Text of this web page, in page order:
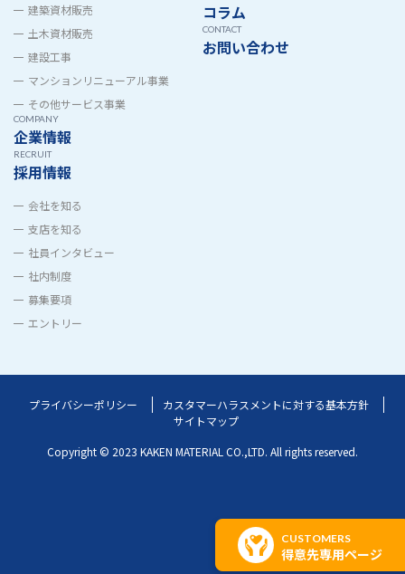
建築資材販売
土木資材販売
建設工事
マンションリニューアル事業
その他サービス事業
COMPANY
企業情報
RECRUIT
採用情報
会社を知る
支店を知る
社員インタビュー
社内制度
募集要項
エントリー
コラム
CONTACT
お問い合わせ
プライバシーポリシー
カスタマーハラスメントに対する基本方針
サイトマップ
Copyright © 2023 KAKEN MATERIAL CO.,LTD. All rights reserved.
CUSTOMERS
得意先専用ページ